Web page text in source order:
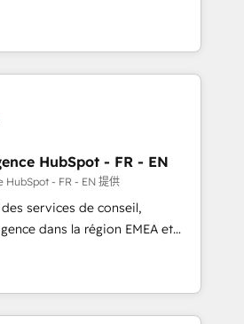
tailored AI services. 🧩
HubSpot with custom
Services. 🚀 Who We
- Reduce no-shows - Improve
rates - Scale with less
+ Tech Team to handle the
out AND building your ideal
to maximize
was named 2023 HubSpot
HubSpot - FR - EN
HubSpot - FR - EN 提供
services de conseil,
dans la région EMEA et
plus de 115 experts en
Growth, Revops, CRM et
integrator. With over 115